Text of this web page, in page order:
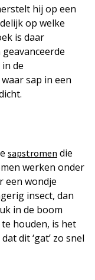
hij op een
op welke
is daar
de
waar sap in een
sapstromen die
werken onder
een wondje
insect, dan
in de boom
houden, is het
dit ‘gat’ zo snel